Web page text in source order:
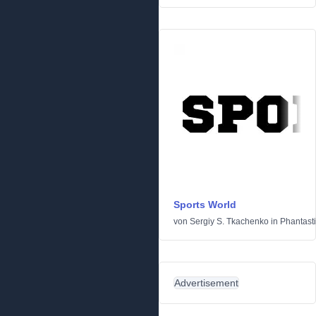
Sports World
von Sergiy S. Tkachenko in
Advertisement